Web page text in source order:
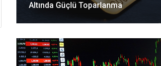
Altında Güçlü Toparlanma